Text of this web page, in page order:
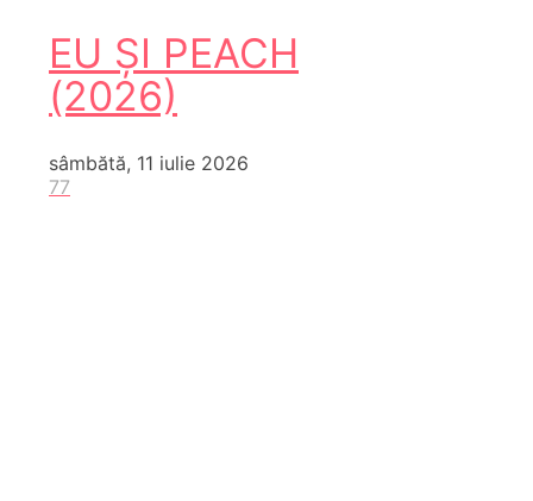
EU ȘI PEACH
(2026)
sâmbătă, 11 iulie 2026
77